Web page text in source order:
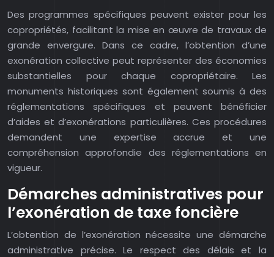
Des programmes spécifiques peuvent exister pour les
copropriétés, facilitant la mise en œuvre de travaux de
grande envergure. Dans ce cadre, l’obtention d’une
exonération collective peut représenter des économies
substantielles pour chaque copropriétaire. Les
monuments historiques sont également soumis à des
réglementations spécifiques et peuvent bénéficier
d’aides et d’exonérations particulières. Ces procédures
demandent une expertise accrue et une
compréhension approfondie des réglementations en
vigueur.
Démarches administratives pour
l’exonération de taxe foncière
L’obtention de l’exonération nécessite une démarche
administrative précise. Le respect des délais et la